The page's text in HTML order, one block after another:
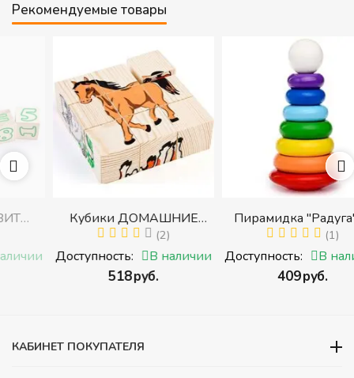
Рекомендуемые товары
Кубики ДОМАШНИЕ
ЖИВОТНЫЕ (Томик)
(Набор кубиков
разрезных (складных))
(2)
Доступность: В наличии
руб.
Пирамидка "Радуга" (8
деталей) (Пирамидка
среднего размера)
(1)
Доступность: В наличии
руб.
КАБИНЕТ ПОКУПАТЕЛЯ